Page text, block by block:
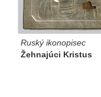
Ruský ikonopisec
Žehnajúci Kristus